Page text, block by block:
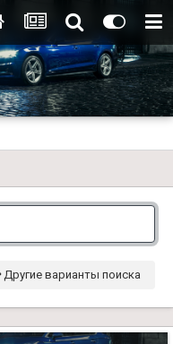
Другие варианты поиска